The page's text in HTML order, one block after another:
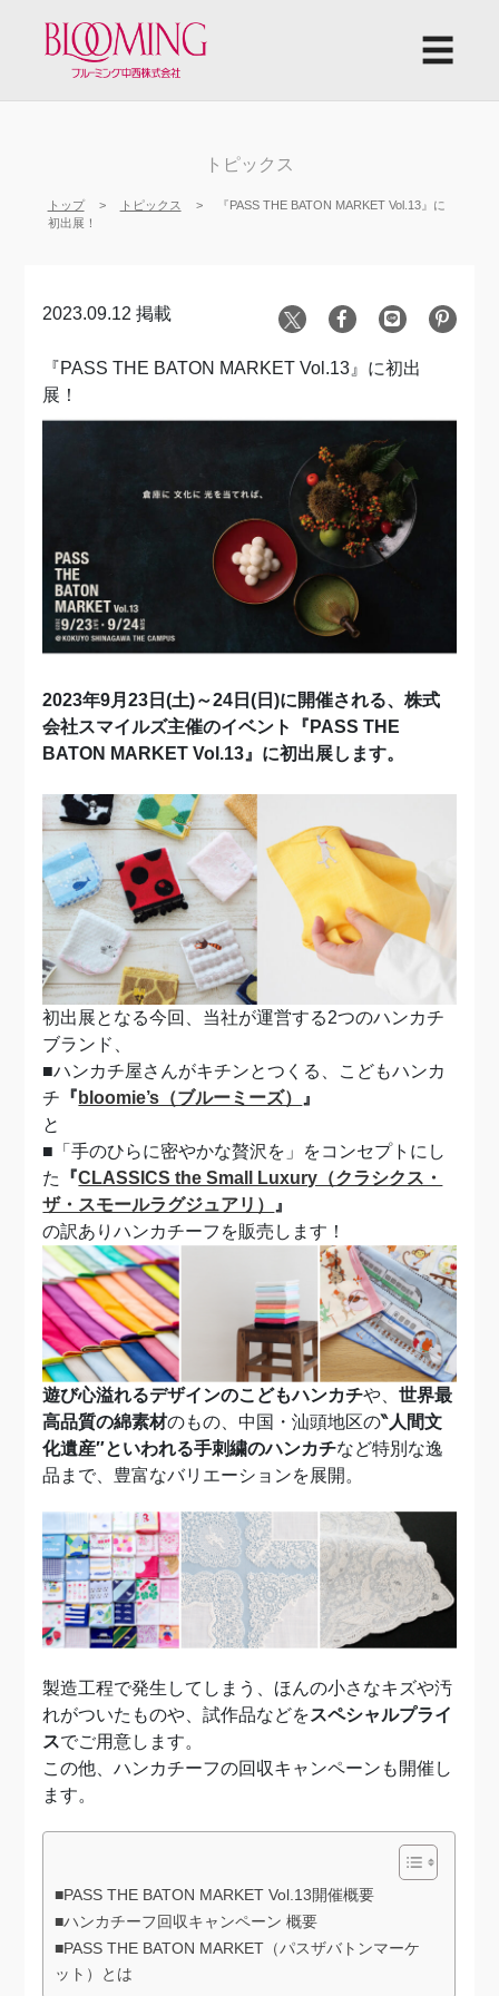
☰
トピックス
トップ トピックス
『PASS THE BATON MARKET Vol.13』に
初出展！
2023.09.12 掲載
『PASS THE BATON MARKET Vol.13』に初出
展！
2023年9月23日(土)～24日(日)に開催される、株式
会社スマイルズ主催のイベント『PASS THE
BATON MARKET Vol.13』に初出展します。
初出展となる今回、当社が運営する2つのハンカチ
ブランド、
■ハンカチ屋さんがキチンとつくる、こどもハンカ
チ 『 bloomie’s（ブルーミーズ）
』
と
■「手のひらに密やかな贅沢を」をコンセプトにし
た
『CLASSICS the Small Luxury（クラシクス・
ザ・スモールラグジュアリ）
』
の訳ありハンカチーフを販売します！
遊び心溢れるデザインのこどもハンカチや、世界最
高品質の綿素材のもの、中国・汕頭地区の‶人間文
化遺産″といわれる手刺繍のハンカチなど特別な逸
品まで、豊富なバリエーションを展開。
製造工程で発生してしまう、ほんの小さなキズや汚
れがついたものや、試作品などをスペシャルプライ
スでご用意します。
この他、ハンカチーフの回収キャンペーンも開催し
ます。
■PASS THE BATON MARKET Vol.13開催概要
■ハンカチーフ回収キャンペーン 概要
■PASS THE BATON MARKET（パスザバトンマーケ
ット）とは